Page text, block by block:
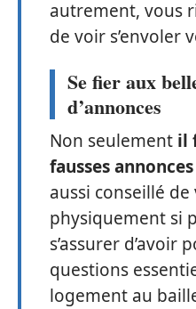
autrement, vous
de voir s’envoler
Se fier aux
d’annonces
Non seulement il
fausses annonces
aussi conseillé
physiquement si
s’assurer d’avoir
questions
logement au